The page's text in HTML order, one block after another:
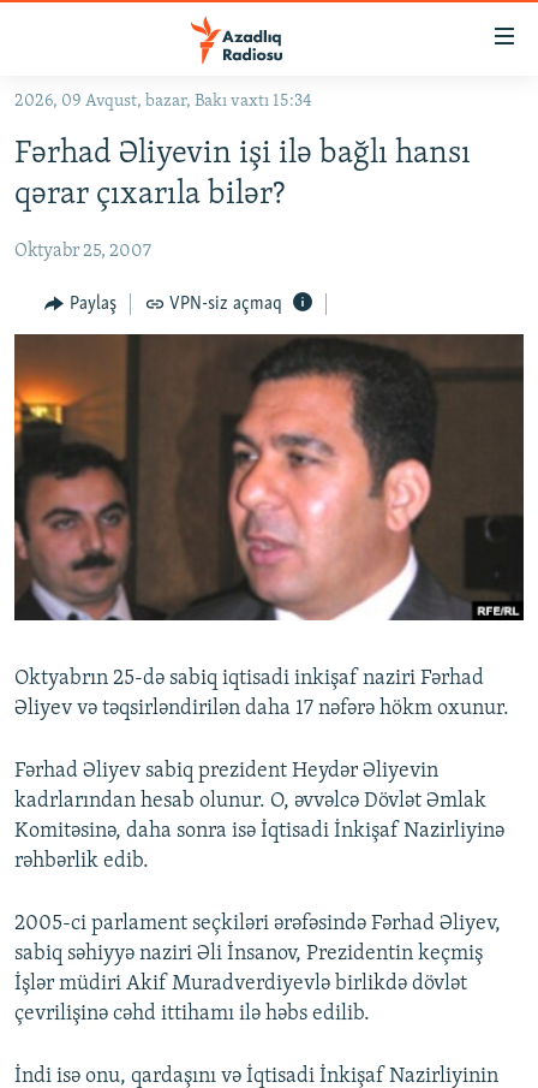
Əsas
qayıt
Əsas
naviqasiyaya
qayıt
KORRUPSIOMETR
#ƏSLINDƏ
FƏRQƏ BAX
ARAŞDIRMA
MULTIMEDIA
VIDEO
FOTOQALEREYA
İNFOQRAFIKA
KARIKATURA
RADIO ARXIV
OXU ZALI
AZƏRBAYCAN ƏDƏBIYYATI KITABXANASI
İSLAM VƏ DEMOKRATIYA
HAQQIMIZDA
MISSIYAMIZ
PEŞƏ ETIKASI VƏ JURNALISTIKA STANDARTLARIMIZ
AZADLIQRADIOSU MOBIL TELEFONUNUZDA
XƏBƏR BÜLLETENLƏRIMIZ
BIZI IZLƏ
RFE/RL-in bütün saytları
2026, 09 Avqust, bazar, Bakı vaxtı 15:34
Fərhad Əliyevin işi ilə bağlı hansı
qərar çıxarıla bilər?
Oktyabr 25, 2007
Paylaş VPN-siz açmaq
Oktyabrın 25-də sabiq iqtisadi inkişaf naziri Fərhad
Əliyev və təqsirləndirilən daha 17 nəfərə hökm oxunur.
Fərhad Əliyev sabiq prezident Heydər Əliyevin
kadrlarından hesab olunur. O, əvvəlcə Dövlət Əmlak
Komitəsinə, daha sonra isə İqtisadi İnkişaf Nazirliyinə
rəhbərlik edib.
2005-ci parlament seçkiləri ərəfəsində Fərhad Əliyev,
sabiq səhiyyə naziri Əli İnsanov, Prezidentin keçmiş
İşlər müdiri Akif Muradverdiyevlə birlikdə dövlət
çevrilişinə cəhd ittihamı ilə həbs edilib.
İndi isə onu, qardaşını və İqtisadi İnkişaf Nazirliyinin